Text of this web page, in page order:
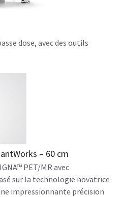
dose, avec des outils
– 60 cm
PET/MR avec
sur la technologie novatrice
impressionnante précision